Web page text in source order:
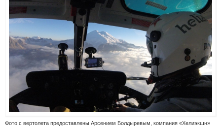
Фото с вертолета предоставлены Арсением Болдыревым, компания «Хелиэкшн»